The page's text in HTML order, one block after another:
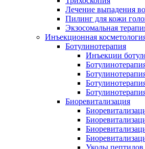
Лечение выпадения
Пилинг для кожи
Экзосомальная
Инъекционная
Ботулинотерапия
Инъекции
Биоревитализация
Уколы пептидов